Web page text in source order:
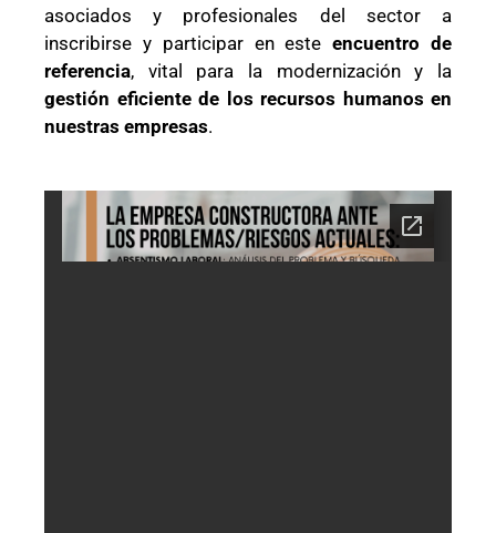
asociados y profesionales del sector a
inscribirse y participar en esteencuentro de
referencia, vital para la modernización y la
gestión eficiente de los recursos humanos en
nuestras empresas.